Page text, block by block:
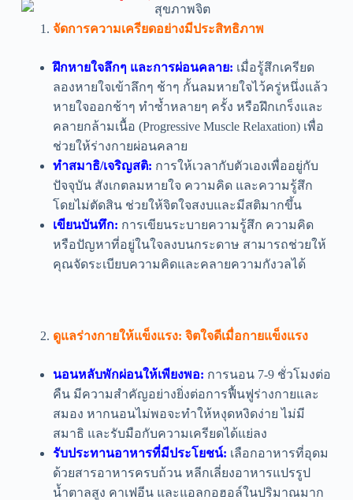
จัดการความเครียดอย่างมีประสิทธิภาพ
ฝึกหายใจลึกๆ และการผ่อนคลาย: เมื่อรู้สึกเครียด
ลองหายใจเข้าลึกๆ ช้าๆ กั้นลมหายใจไว้ครู่หนึ่งแล้ว
หายใจออกช้าๆ ทำซ้ำหลายๆ ครั้ง หรือฝึกเกร็งและ
คลายกล้ามเนื้อ (Progressive Muscle Relaxation) เพื่อ
ช่วยให้ร่างกายผ่อนคลาย
ทำสมาธิ/เจริญสติ: การให้เวลากับตัวเองเพื่ออยู่กับ
ปัจจุบัน สังเกตลมหายใจ ความคิด และความรู้สึก
โดยไม่ตัดสิน ช่วยให้จิตใจสงบและมีสติมากขึ้น
เขียนบันทึก: การเขียนระบายความรู้สึก ความคิด
หรือปัญหาที่อยู่ในใจลงบนกระดาษ สามารถช่วยให้
คุณจัดระเบียบความคิดและคลายความกังวลได้
ดูแลร่างกายให้แข็งแรง: จิตใจดีเมื่อกายแข็งแรง
นอนหลับพักผ่อนให้เพียงพอ: การนอน 7-9 ชั่วโมงต่อ
คืน มีความสำคัญอย่างยิ่งต่อการฟื้นฟูร่างกายและ
สมอง หากนอนไม่พอจะทำให้หงุดหงิดง่าย ไม่มี
สมาธิ และรับมือกับความเครียดได้แย่ลง
รับประทานอาหารที่มีประโยชน์: เลือกอาหารที่อุดม
ด้วยสารอาหารครบถ้วน หลีกเลี่ยงอาหารแปรรูป
น้ำตาลสูง คาเฟอีน และแอลกอฮอล์ในปริมาณมาก